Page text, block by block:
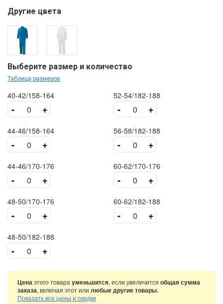
Другие цвета
Выберите размер и количество
Таблица размеров
40-42/158-164
- +
44-46/158-164
- +
44-46/170-176
- +
48-50/170-176
- +
48-50/182-188
- +
52-54/182-188
- +
56-58/182-188
- +
60-62/170-176
- +
60-62/182-188
- +
Ценаэтого товара уменьшится, если увеличится общая сумма
заказа, включая этот или любые другие товары.
Показать все цены и скидки